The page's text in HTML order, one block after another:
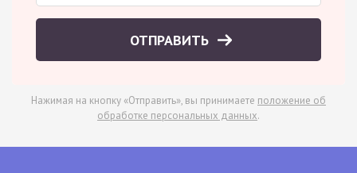
ОТПРАВИТЬ
Нажимая на кнопку «Отправить», вы принимаете положение об
обработке персональных данных.